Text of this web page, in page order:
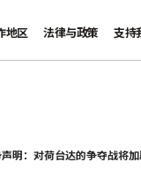
地区 法律与政策 支持
明：对荷台达的争夺战将